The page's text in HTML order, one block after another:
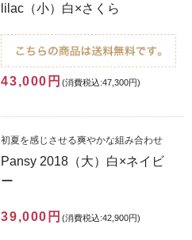
lilac（小）白×さくら
43,000円 (消費税込:47,300円)
初夏を感じさせる爽やかな組み合わせ
Pansy 2018（大）白×ネイビ
ー
39,000円 (消費税込:42,900円)